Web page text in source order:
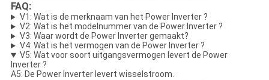
FAQ:
V1: Wat is de merknaam van het Power Inverter ?
V2: Wat is het modelnummer van de Power Inverter ?
V3: Waar wordt de Power Inverter gemaakt?
V4: Wat is het vermogen van de Power Inverter ?
V5: Wat voor soort uitgangsvermogen levert de Power
Inverter ?
A5: De Power Inverter levert wisselstroom.